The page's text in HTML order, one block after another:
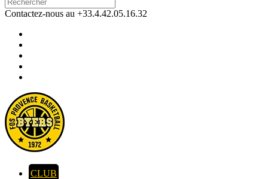
Contactez-nous au +33.4.42.05.16.32
CLUB